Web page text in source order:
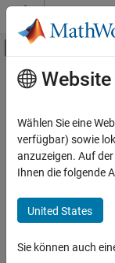
Weiter zum Inhalt
Startseite der
Hauptinhalt
Wählen Sie eine
verfügbar) sowie
anzuzeigen. Auf
Ihnen die folgende
United States
Sie können auch